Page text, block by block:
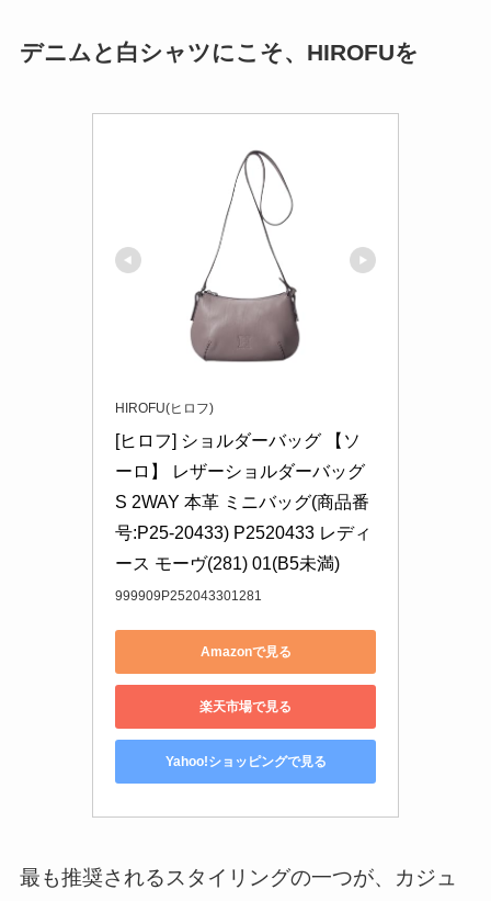
デニムと白シャツにこそ、HIROFUを
HIROFU(ヒロフ)
[ヒロフ] ショルダーバッグ 【ソ
ーロ】 レザーショルダーバッグ
S 2WAY 本革 ミニバッグ(商品番
号:P25-20433) P2520433 レディ
ース モーヴ(281) 01(B5未満)
999909P252043301281
Amazonで見る
楽天市場で見る
Yahoo!ショッピングで見る
最も推奨されるスタイリングの一つが、カジュ